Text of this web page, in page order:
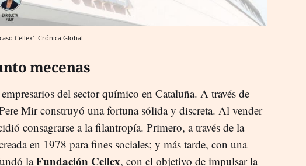
Cellex' Crónica Global
mecenas
del sector químico en Cataluña. A través de
Mir construyó una fortuna sólida y discreta. Al vender
consagrarse a la filantropía. Primero, a través de la
en 1978 para fines sociales; y más tarde, con una
laFundación Cellex, con el objetivo de impulsar la